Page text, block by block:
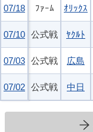
07/18
07/10
07/03
07/02
07/18 ﾌｧｰﾑ ｵﾘｯｸｽ
07/10 公式戦 ﾔｸﾙﾄ
07/03 公式戦 広島
07/02 公式戦 中日